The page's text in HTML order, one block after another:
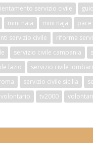
servizio civile
mini naia mini naja
servizio civile riforma
servizio civile campania
lazio servizio civile
servizio civile sicilia
tv2000